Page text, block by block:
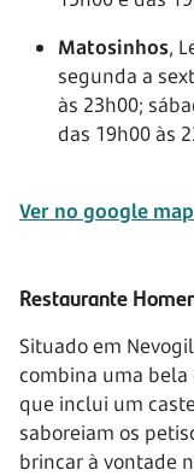
Matosinhos,
segunda a
às 23h00;
das 19h00 às
Ver no google
Restaurante
Situado em
combina uma
que inclui um
saboreiam os
brincar à vontade